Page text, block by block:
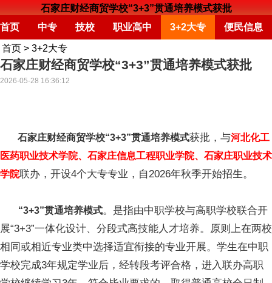
石家庄财经商贸学校“3+3”贯通培养模式获批
首页
中专 技校 职业高中 3+2大专 便民信息
首页 > 3+2大专
石家庄财经商贸学校“3+3”贯通培养模式获批
2026-05-28 16:36:12
石家庄财经商贸学校“3+3”贯通培养模式获批，与河北化工
医药职业技术学院、石家庄信息工程职业学院、石家庄职业技术
学院联办，开设4个大专专业，自2026年秋季开始招生。
“3+3”贯通培养模式。是指由中职学校与高职学校联合开
展“3+3”一体化设计、分段式高技能人才培养。原则上在两校
相同或相近专业类中选择适宜衔接的专业开展。学生在中职
学校完成3年规定学业后，经转段考评合格，进入联办高职